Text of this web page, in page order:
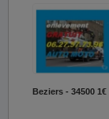
Beziers - 34500 1€